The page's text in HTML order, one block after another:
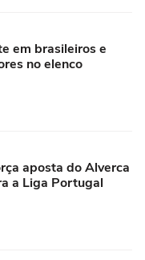
em brasileiros e
no elenco
aposta do Alverca
a Liga Portugal